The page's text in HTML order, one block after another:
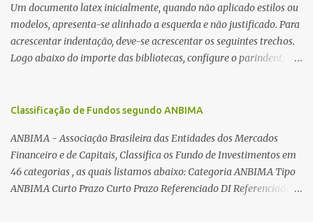
dos núcleos e dos transformadores toroidais e como foram
desmontados dois deles. Características dos transformadores
toroidais Os transformadores toroidais tem aparecido cada vez
mais em circuitos eletrônicos, pois apresentam algumas
é baixíssima ao redor do transformador, o que perm...
Um documento latex inicialmente, quando não aplicado estilos ou
modelos, apresenta-se alinhado a esquerda e não justificado. Para
acrescentar indentação, deve-se acrescentar os seguintes trechos.
Logo abaixo do importe das bibliotecas, configure o parindent:
{1cm plus 4mm minus 3mm} Para indentar um paragrafo
de um paragrafo, use: \noindent
Classificação de Fundos segundo ANBIMA
ANBIMA - Associação Brasileira das Entidades dos Mercados
Financeiro e de Capitais, Classifica os Fundo de Investimentos em
46 categorias , as quais listamos abaixo: Categoria ANBIMA Tipo
ANBIMA Curto Prazo Curto Prazo Referenciado DI Referenciado